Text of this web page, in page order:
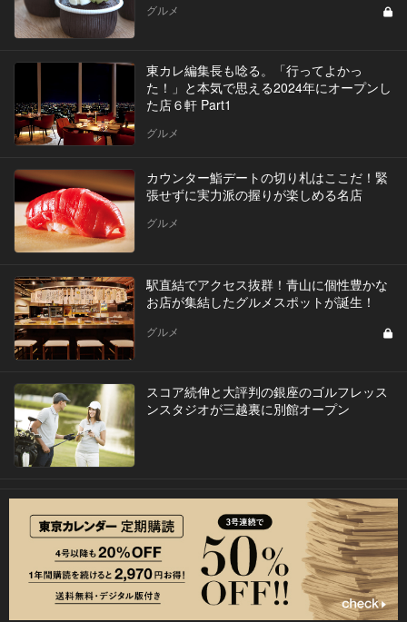
グルメ
東カレ編集長も唸る。「行ってよかっ
た！」と本気で思える2024年にオープンし
た店６軒 Part1
グルメ
カウンター鮨デートの切り札はここだ！緊
張せずに実力派の握りが楽しめる名店
グルメ
駅直結でアクセス抜群！青山に個性豊かな
お店が集結したグルメスポットが誕生！
グルメ
スコア続伸と大評判の銀座のゴルフレッス
ンスタジオが三越裏に別館オープン